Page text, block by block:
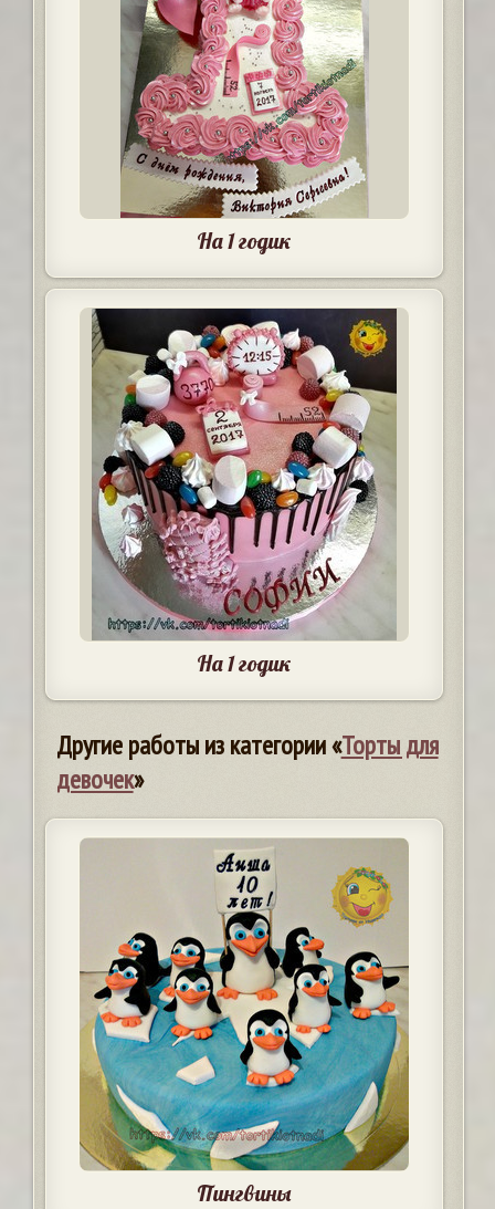
На 1 годик
На 1 годик
Другие работы из категории «Торты для
девочек»
Пингвины